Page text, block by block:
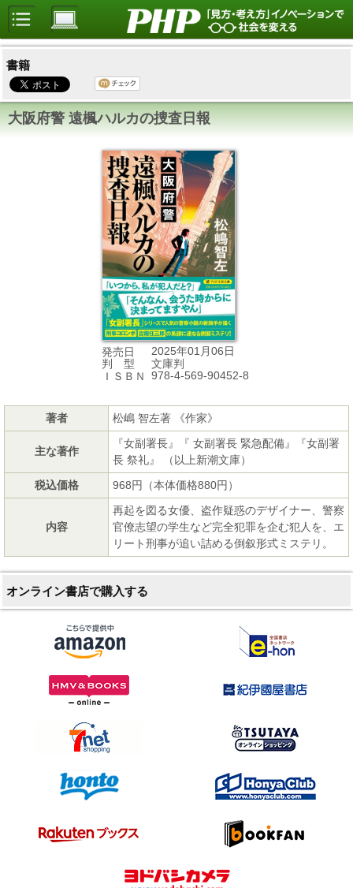
書籍
大阪府警 遠楓ハルカの捜査日報
発売日
2025年01月06日
判 型
文庫判
ＩＳＢＮ
978-4-569-90452-8
著者 松嶋 智左著 《作家》
主な著作
『女副署長』『 女副署長 緊急配備』『女副署
長 祭礼』 （以上新潮文庫）
税込価格
968円（本体価格880円）
内容
再起を図る女優、盗作疑惑のデザイナー、警察
官僚志望の学生など完全犯罪を企む犯人を、エ
リート刑事が追い詰める倒叙形式ミステリ。
オンライン書店で購入する